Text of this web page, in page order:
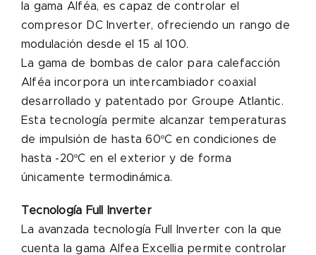
la gama Alféa, es capaz de controlar el
compresor DC Inverter, ofreciendo un rango de
modulación desde el 15 al 100.
La gama de bombas de calor para calefacción
Alféa incorpora un intercambiador coaxial
desarrollado y patentado por Groupe Atlantic.
Esta tecnología permite alcanzar temperaturas
de impulsión de hasta 60ºC en condiciones de
hasta -20ºC en el exterior y de forma
únicamente termodinámica.
Tecnología Full Inverter
La avanzada tecnología Full Inverter con la que
cuenta la gama Alfea Excellia permite controlar